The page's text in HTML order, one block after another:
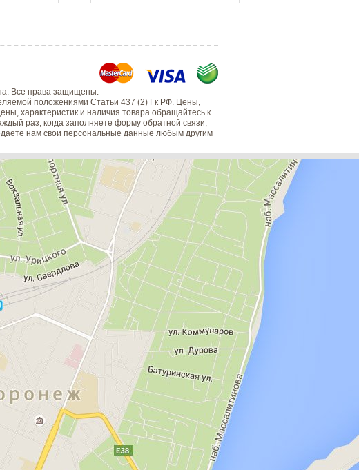
Все права защищены.
положениями Статьи 437 (2) Гк РФ. Цены,
характеристик и наличия товара обращайтесь к
раз, когда заполняете форму обратной связи,
нам свои персональные данные любым другим